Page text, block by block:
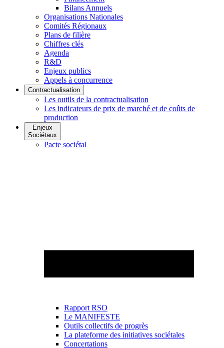
Bilans Annuels
Organisations Nationales
Comités Régionaux
Plans de filière
Chiffres clés
Agenda
R&D
Enjeux publics
Appels à concurrence
Contractualisation
Les outils de la contractualisation
Les indicateurs de prix de marché et de coûts de
production
Enjeux
Sociétaux
Pacte sociétal
Rapport RSO
Le MANIFESTE
Outils collectifs de progrès
La plateforme des initiatives sociétales
Concertations